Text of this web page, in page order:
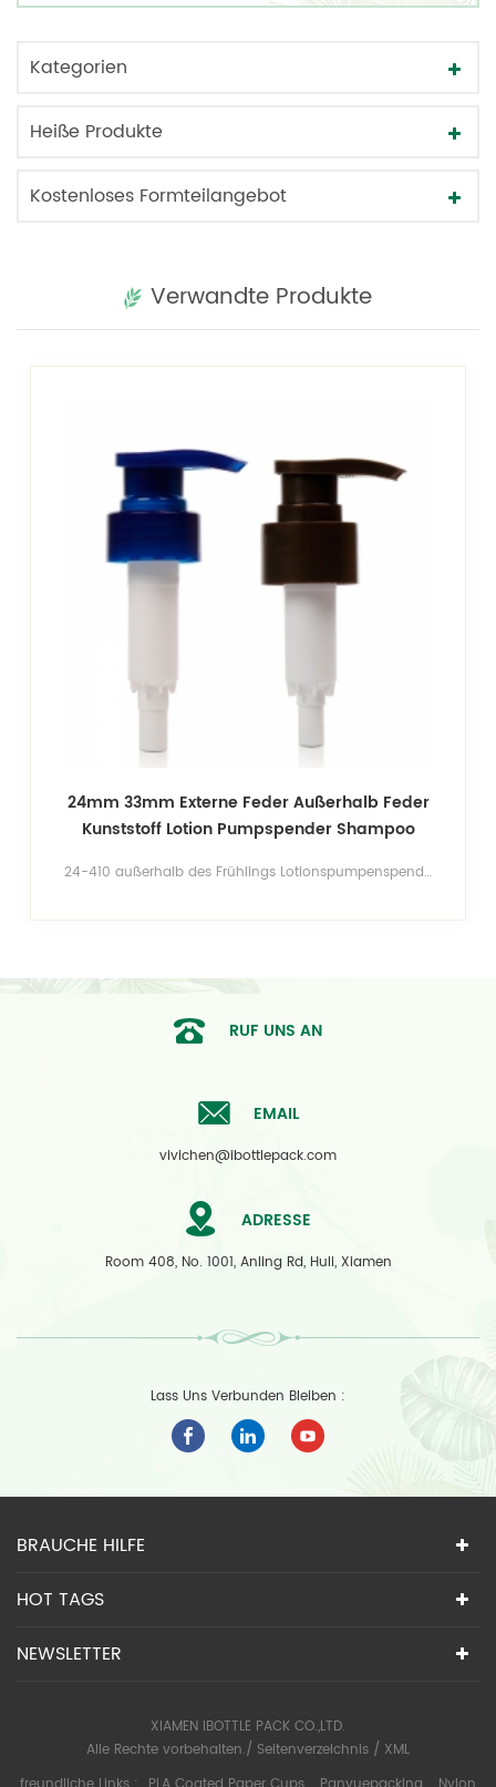
Kategorien
Heiße Produkte
Kostenloses Formteilangebot
Verwandte Produkte
24mm 33mm Externe Feder Außerhalb Feder
Kunststoff Lotion Pumpspender Shampoo
24-410 außerhalb des Frühlings Lotionspumpenspender 28-410 Außerhalb des Frühlings Lotionspumpenspender 33-410 Außerhalb des Frühlings Lotionspumpenspender
RUF UNS AN
EMAIL
vivichen@ibottlepack.com
ADRESSE
Room 408, No. 1001, Anling Rd, Huli, Xiamen
Lass Uns Verbunden Bleiben :
BRAUCHE HILFE
HOT TAGS
NEWSLETTER
XIAMEN IBOTTLE PACK CO.,LTD.
Alle Rechte vorbehalten./ Seitenverzeichnis / XML